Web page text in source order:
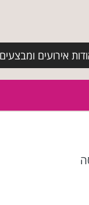
אירועים ומבצעים